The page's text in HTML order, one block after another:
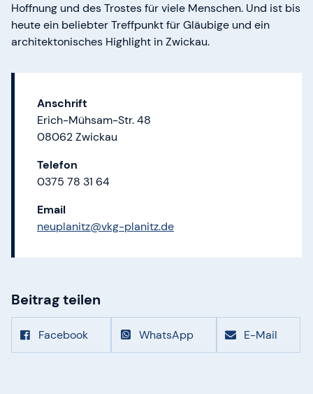
Hoffnung und des Trostes für viele Menschen. Und ist bis
heute ein beliebter Treffpunkt für Gläubige und ein
architektonisches Highlight in Zwickau.
Anschrift
Erich-Mühsam-Str. 48
08062 Zwickau
Telefon
0375 78 31 64
Email
neuplanitz@vkg-planitz.de
Beitrag teilen
Facebook WhatsApp E-Mail